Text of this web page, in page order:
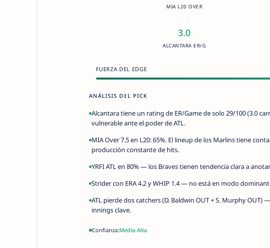
MIA L20 OVER
3.0
ALCANTARA ER/G
FUERZA DEL EDGE
ANÁLISIS DEL PICK
Alcantara tiene un rating de ER/Game de solo 29/100 (3.0
vulnerable ante el poder de ATL.
MIA Over 7.5 en L20: 65%. El lineup de los Marlins tiene
producción constante de hits.
YRFI ATL en 80% — los Braves tienen tendencia clara a
Strider con ERA 4.2 y WHIP 1.4 — no está en modo
ATL pierde dos catchers (D. Baldwin OUT + S. Murphy
innings clave.
Confianza:Media-Alta